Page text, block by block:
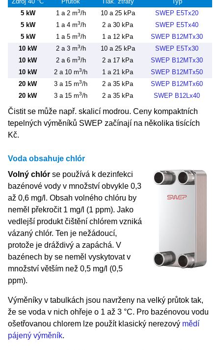
5 kW
1 a 2 m3/h 10 a 25 kPa
SWEP E5Tx20
5 kW
1 a 4 m3/h 2 a 30 kPa
SWEP E5Tx40
5 kW
1 a 5 m3/h 1 a 12 kPa
SWEP B12MTx30
10 kW
2 a 3 m3/h 10 a 25 kPa
SWEP E5Tx30
10 kW
2 a 6 m3/h 2 a 17 kPa
SWEP B12MTx30
10 kW
2 a 10 m3/h 1 a 21 kPa
SWEP B12MTx50
20 kW
3 a 15 m3/h 2 a 35 kPa
SWEP B12MTx60
20 kW
3 a 15 m3/h 2 a 35 kPa SWEP B12Lx40
Čistit se může např. skalicí modrou. Ceny kompaktních
tepelných výměníků SWEP začínají na několika tisících
Kč.
Voda obsahuje chlór
Volný chlór se používá k dezinfekci
bazénové vody v množství obvykle 0,3
až 0,6 mg/l. Obsah volného chlóru by
neměl překročit 1 mg/l (1 ppm). Jako
vedlejší produkt čištění chlórem vzniká
vázaný chlór. Ten je nežádoucí,
protože je dráždivý a zapáchá. V
bazénech by se neměl vyskytovat v
množství větším než 0,5 mg/l (0,5
ppm).
Výměníky v tabulkách jsou navrženy na velký průtok tak,
že se voda v nich ohřeje o 1 až 3 °C. Pro bazénovou vodu
ošetřovanou chlorem lze použít klasický nerezový mědí
pájený výměník.